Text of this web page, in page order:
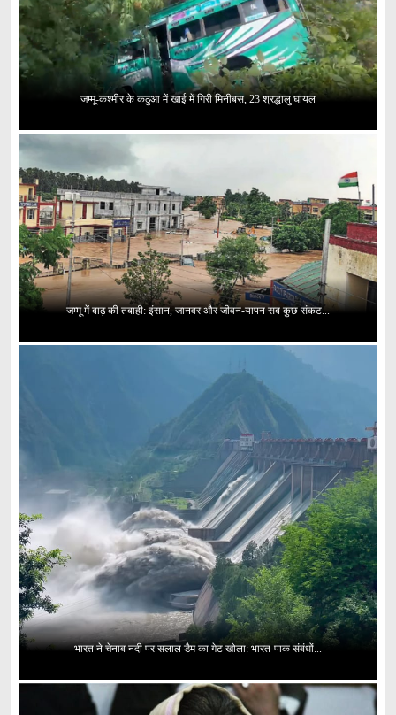
जम्मू-कश्मीर के कठुआ में खाई में गिरी मिनीबस, 23 श्रद्धालु घायल
जम्मू में बाढ़ की तबाही: इंसान, जानवर और जीवन-यापन सब कुछ संकट...
भारत ने चेनाब नदी पर सलाल डैम का गेट खोला: भारत-पाक संबंधों...